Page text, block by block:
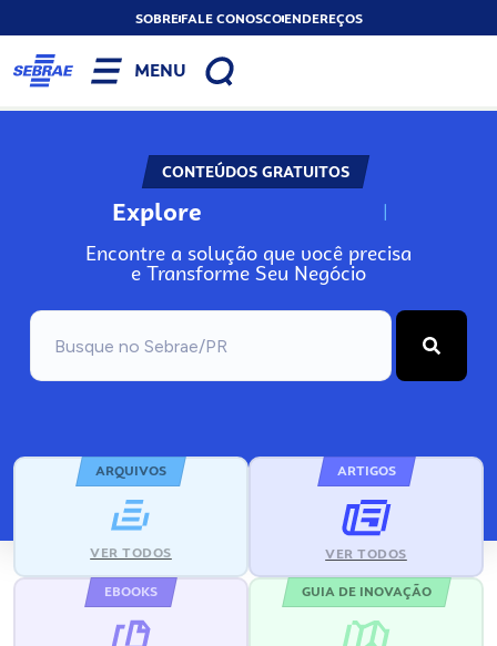
SOBREFALE CONOSCOENDEREÇOS
MENU
CONTEÚDOS GRATUITOS
Explore N
Encontre a solução que você precisa
e Transforme Seu Negócio
ARQUIVOS
VER TODOS
ARTIGOS
VER TODOS
EBOOKS GUIA DE INOVAÇÃO